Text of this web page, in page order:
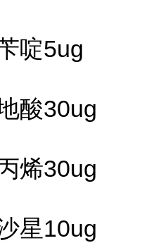
啶5ug
酸30ug
烯30ug
星10ug